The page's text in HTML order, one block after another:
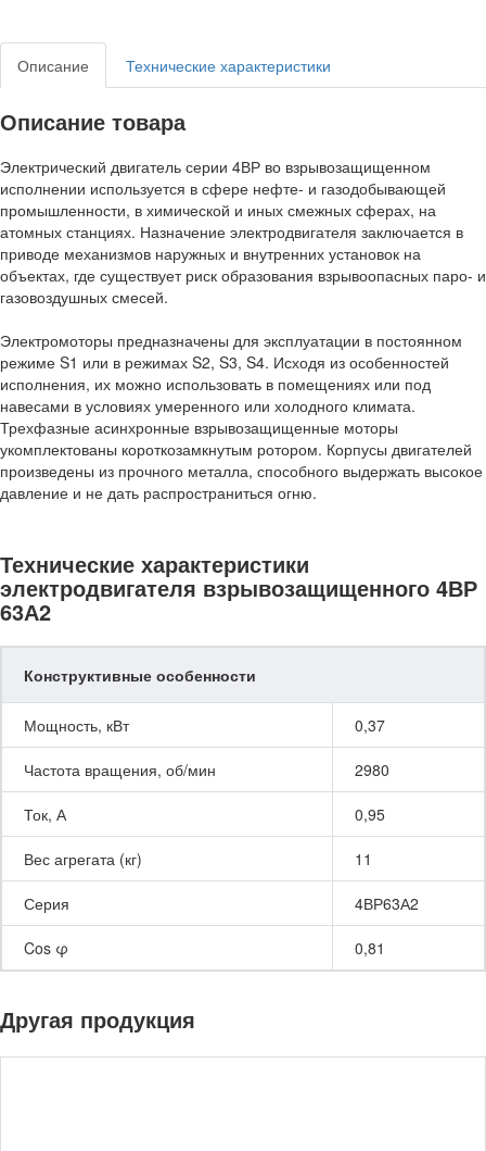
Описание Технические характеристики
Описание товара
Электрический двигатель серии 4ВР во взрывозащищенном
исполнении используется в сфере нефте- и газодобывающей
промышленности, в химической и иных смежных сферах, на
атомных станциях. Назначение электродвигателя заключается в
приводе механизмов наружных и внутренних установок на
объектах, где существует риск образования взрывоопасных паро- и
газовоздушных смесей.
Электромоторы предназначены для эксплуатации в постоянном
режиме S1 или в режимах S2, S3, S4. Исходя из особенностей
исполнения, их можно использовать в помещениях или под
навесами в условиях умеренного или холодного климата.
Трехфазные асинхронные взрывозащищенные моторы
укомплектованы короткозамкнутым ротором. Корпусы двигателей
произведены из прочного металла, способного выдержать высокое
давление и не дать распространиться огню.
Технические характеристики
электродвигателя взрывозащищенного 4ВР
63А2
Конструктивные особенности
Мощность, кВт 0,37
Частота вращения, об/мин 2980
Ток, А 0,95
Вес агрегата (кг) 11
Серия 4ВР63А2
Cos φ 0,81
Другая продукция